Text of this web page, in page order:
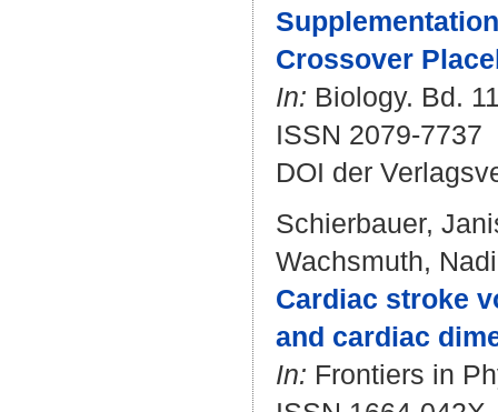
Crossover
In: Biology. Bd.
ISSN 2079-7737
DOI der
Schierbauer,
Wachsmuth,
Cardiac stroke
and cardiac
In: Frontiers in